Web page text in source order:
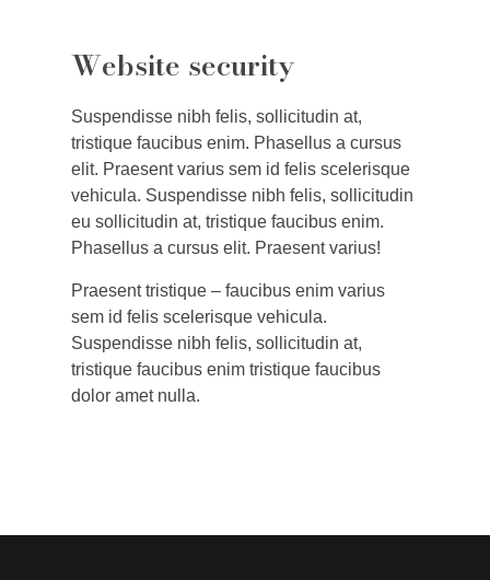
Website security
Suspendisse nibh felis, sollicitudin at,
tristique faucibus enim. Phasellus a cursus
elit. Praesent varius sem id felis scelerisque
vehicula. Suspendisse nibh felis, sollicitudin
eu sollicitudin at, tristique faucibus enim.
Phasellus a cursus elit. Praesent varius!
Praesent tristique – faucibus enim varius
sem id felis scelerisque vehicula.
Suspendisse nibh felis, sollicitudin at,
tristique faucibus enim tristique faucibus
dolor amet nulla.